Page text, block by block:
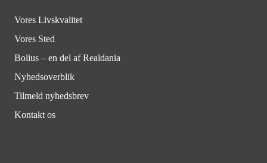
Vores Livskvalitet
Vores Sted
Bolius – en del af Realdania
Nyhedsoverblik
Tilmeld nyhedsbrev
Kontakt os